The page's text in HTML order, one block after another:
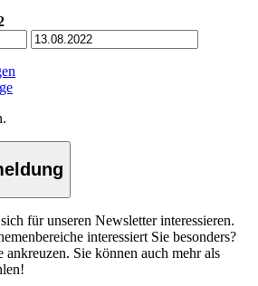
für unseren Newsletter interessieren.
interessiert Sie besonders?
ankreuzen. Sie können auch mehr als